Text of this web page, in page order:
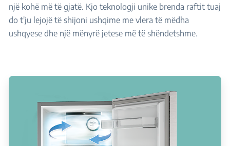
një kohë më të gjatë. Kjo teknologji unike brenda raftit tuaj
do t'ju lejojë të shijoni ushqime me vlera të mëdha
ushqyese dhe një mënyrë jetese më të shëndetshme.